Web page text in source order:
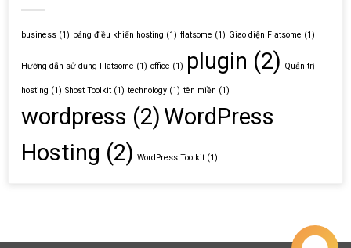
business(1) bảng điều khiển hosting (1) flatsome (1) Giao diện Flatsome (1)
Hướng dẫn sử dụng Flatsome (1) office (1) plugin (2) Quản trị
hosting (1) Shost Toolkit(1) technology(1) tên miền (1)
wordpress (2) WordPress
Hosting (2) WordPress Toolkit(1)